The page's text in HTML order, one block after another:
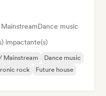
Dance music
impactante(s)
Mainstream
Dance music
rock
Future house